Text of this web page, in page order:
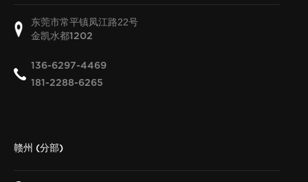
东莞市常平镇凤江路22号
金凯水都1202
136-6297-4469
181-2288-6265
赣州 (分部)